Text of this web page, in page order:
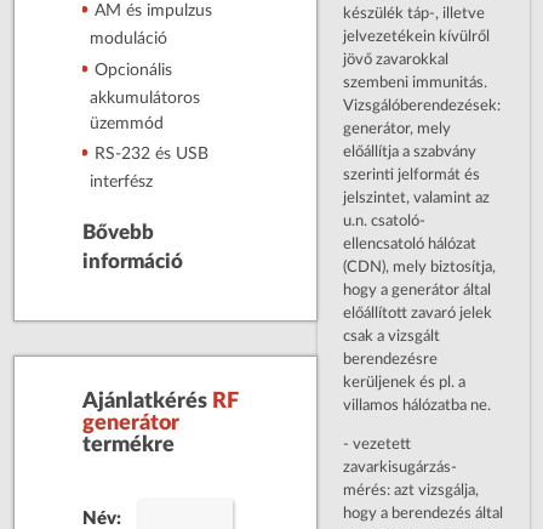
AM és impulzus
moduláció
Opcionális
akkumulátoros
üzemmód
RS-232 és USB
interfész
Bővebb
információ
Ajánlatkérés RF
generátor
termékre
Név:
készülék táp-, illetve
jelvezetékein kívülről
jövő zavarokkal
szembeni immunitás.
Vizsgálóberendezések:
generátor, mely
előállítja a szabvány
szerinti jelformát és
jelszintet, valamint az
u.n. csatoló-
ellencsatoló hálózat
(CDN), mely biztosítja,
hogy a generátor által
előállított zavaró jelek
csak a vizsgált
berendezésre
kerüljenek és pl. a
villamos hálózatba ne.
- vezetett
zavarkisugárzás-
mérés: azt vizsgálja,
hogy a berendezés által